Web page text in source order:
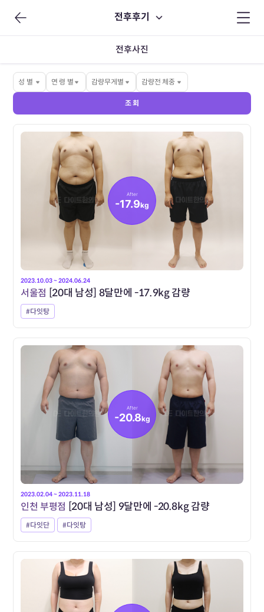
전후후기
전후사진
성 별 연 령 별 감량무게별 감량전 체중
조 회
After
-17.9kg
2023.10.03 ~ 2024.06.24
서울점 [20대 남성] 8달만에 -17.9kg 감량
#다잇탕
After
-20.8kg
2023.02.04 ~ 2023.11.18
인천 부평점 [20대 남성] 9달만에 -20.8kg 감량
#다잇단 #다잇탕